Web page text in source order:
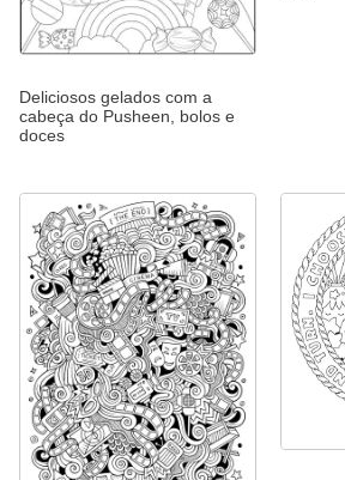
Deliciosos gelados com a
cabeça do Pusheen, bolos e
doces